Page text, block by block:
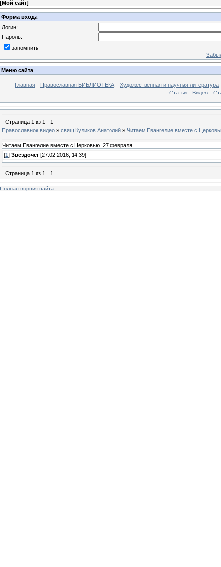
[Мой сайт]
Форма входа
Логин:
Пароль:
запомнить
Меню сайта
Главная Православная БИБЛИОТЕКА
Художественная и научная литература
Статьи
Видео
Страница 1 из 1
1
Православное видео » свящ.Куликов Анатолий » Читаем Евангелие вместе с
Читаем Евангелие вместе с Церковью. 27 февраля
[1 ] Звездочет [27.02.2016, 14:39]
Страница 1 из 1 1
Полная версия сайта